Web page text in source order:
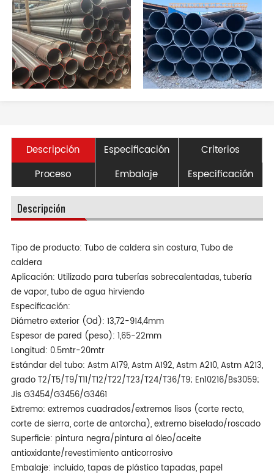
Descripción Especificación
Criterios
Proceso
Embalaje Especificación
Descripción
Tipo de producto: Tubo de caldera sin costura, Tubo de
caldera
Aplicación: Utilizado para tuberías sobrecalentadas, tubería
de vapor, tubo de agua hirviendo
Especificación:
Diámetro exterior (Od): 13,72-914,4mm
Espesor de pared (peso): 1,65-22mm
Longitud: 0.5mtr-20mtr
Estándar del tubo: Astm A179, Astm A192, Astm A210, Astm A213,
grado T2/T5/T9/T11/T12/T22/T23/T24/T36/T9; En10216/Bs3059;
Jis G3454/G3456/G3461
Extremo: extremos cuadrados/extremos lisos (corte recto,
corte de sierra, corte de antorcha), extremo biselado/roscado
Superficie: pintura negra/pintura al óleo/aceite
antioxidante/revestimiento anticorrosivo
Embalaje: incluido, tapas de plástico tapadas, papel